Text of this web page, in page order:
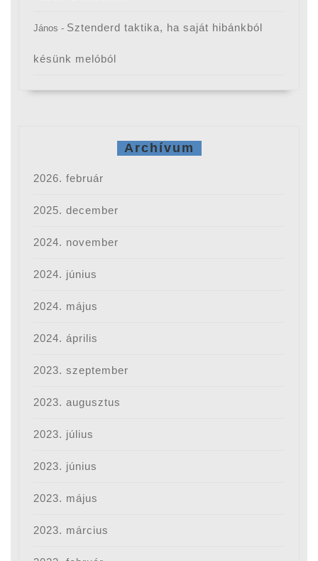
János - Sztenderd taktika, ha saját hibánkból
késünk melóból
Archívum
2026. február
2025. december
2024. november
2024. június
2024. május
2024. április
2023. szeptember
2023. augusztus
2023. július
2023. június
2023. május
2023. március